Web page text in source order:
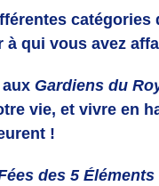
catégories
à qui vous avez
Gardiens du
vie, et vivre en
!
des 5 Éléments